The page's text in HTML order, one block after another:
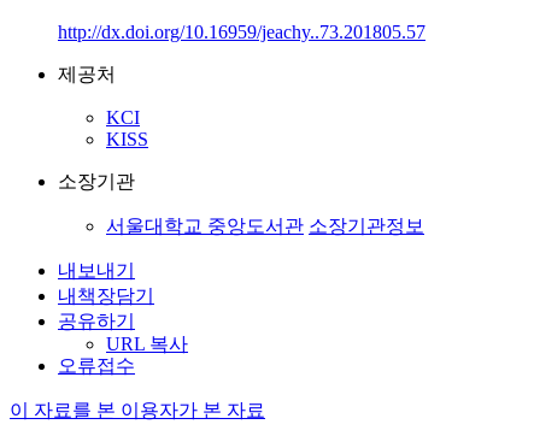
http://dx.doi.org/10.16959/jeachy..73.201805.57
제공처
KCI
KISS
소장기관
서울대학교 중앙도서관 소장기관정보
내보내기
내책장담기
공유하기
URL 복사
오류접수
이 자료를 본 이용자가 본 자료